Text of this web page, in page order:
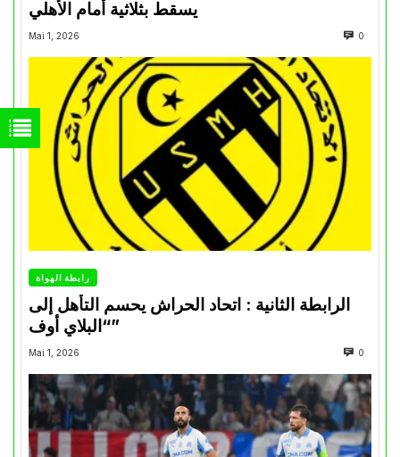
Mai 1, 2026 0
رابطة الهواة
الرابطة الثانية : اتحاد الحراش يحسم التأهل إلى
“البلاي أوف”
Mai 1, 2026 0